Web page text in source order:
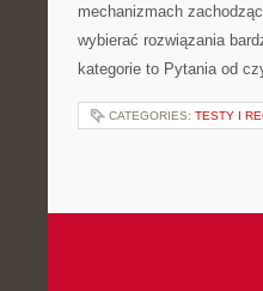
mechanizmach
wybierać rozwiązania
kategorie to Pytania od
CATEGORIES: TESTY I